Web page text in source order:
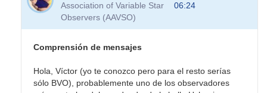
Association of Variable Star
Observers (AAVSO)
06:24
Comprensión de mensajes
Hola, Víctor (yo te conozco pero para el resto serías
sólo BVO), probablemente uno de los observadores